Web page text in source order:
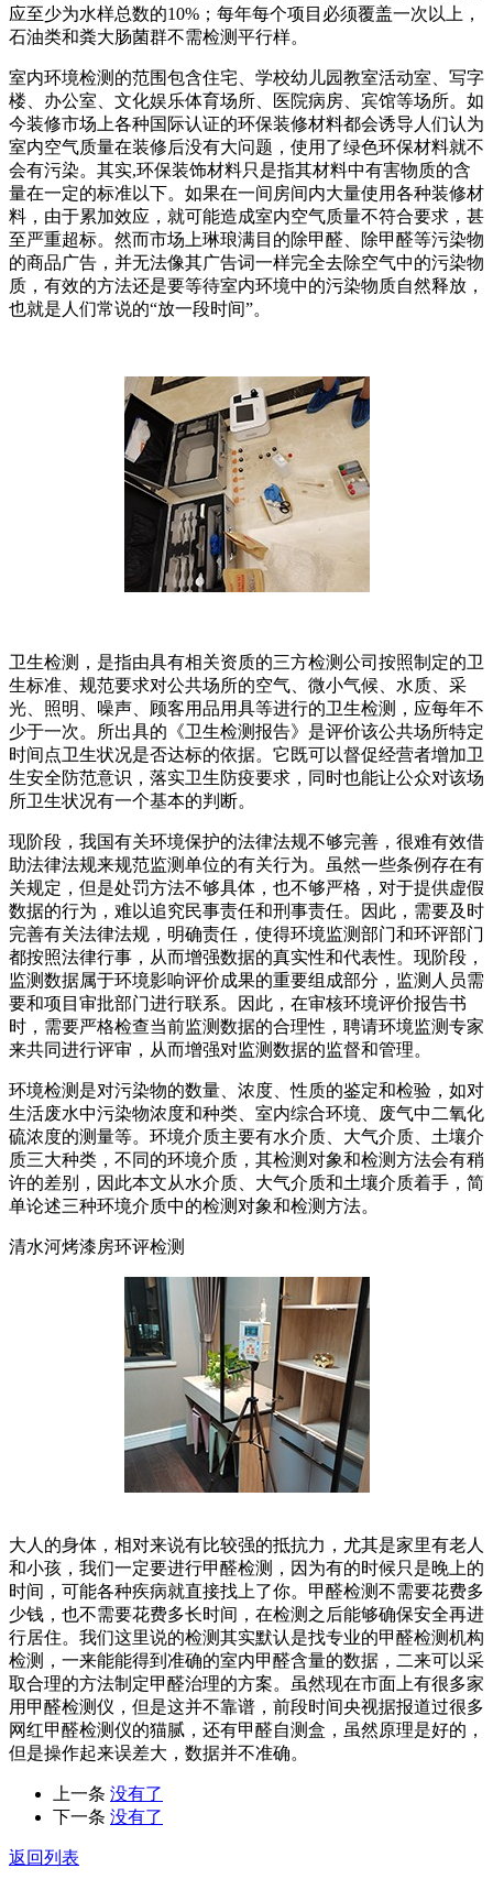
应至少为水样总数的10%；每年每个项目必须覆盖一次以上，
石油类和粪大肠菌群不需检测平行样。
室内环境检测的范围包含住宅、学校幼儿园教室活动室、写字
楼、办公室、文化娱乐体育场所、医院病房、宾馆等场所。如
今装修市场上各种国际认证的环保装修材料都会诱导人们认为
室内空气质量在装修后没有大问题，使用了绿色环保材料就不
会有污染。其实,环保装饰材料只是指其材料中有害物质的含
量在一定的标准以下。如果在一间房间内大量使用各种装修材
料，由于累加效应，就可能造成室内空气质量不符合要求，甚
至严重超标。然而市场上琳琅满目的除甲醛、除甲醛等污染物
的商品广告，并无法像其广告词一样完全去除空气中的污染物
质，有效的方法还是要等待室内环境中的污染物质自然释放，
也就是人们常说的“放一段时间”。
卫生检测，是指由具有相关资质的三方检测公司按照制定的卫
生标准、规范要求对公共场所的空气、微小气候、水质、采
光、照明、噪声、顾客用品用具等进行的卫生检测，应每年不
少于一次。所出具的《卫生检测报告》是评价该公共场所特定
时间点卫生状况是否达标的依据。它既可以督促经营者增加卫
生安全防范意识，落实卫生防疫要求，同时也能让公众对该场
所卫生状况有一个基本的判断。
现阶段，我国有关环境保护的法律法规不够完善，很难有效借
助法律法规来规范监测单位的有关行为。虽然一些条例存在有
关规定，但是处罚方法不够具体，也不够严格，对于提供虚假
数据的行为，难以追究民事责任和刑事责任。因此，需要及时
完善有关法律法规，明确责任，使得环境监测部门和环评部门
都按照法律行事，从而增强数据的真实性和代表性。现阶段，
监测数据属于环境影响评价成果的重要组成部分，监测人员需
要和项目审批部门进行联系。因此，在审核环境评价报告书
时，需要严格检查当前监测数据的合理性，聘请环境监测专家
来共同进行评审，从而增强对监测数据的监督和管理。
环境检测是对污染物的数量、浓度、性质的鉴定和检验，如对
生活废水中污染物浓度和种类、室内综合环境、废气中二氧化
硫浓度的测量等。环境介质主要有水介质、大气介质、土壤介
质三大种类，不同的环境介质，其检测对象和检测方法会有稍
许的差别，因此本文从水介质、大气介质和土壤介质着手，简
单论述三种环境介质中的检测对象和检测方法。
清水河烤漆房环评检测
大人的身体，相对来说有比较强的抵抗力，尤其是家里有老人
和小孩，我们一定要进行甲醛检测，因为有的时候只是晚上的
时间，可能各种疾病就直接找上了你。甲醛检测不需要花费多
少钱，也不需要花费多长时间，在检测之后能够确保安全再进
行居住。我们这里说的检测其实默认是找专业的甲醛检测机构
检测，一来能能得到准确的室内甲醛含量的数据，二来可以采
取合理的方法制定甲醛治理的方案。虽然现在市面上有很多家
用甲醛检测仪，但是这并不靠谱，前段时间央视据报道过很多
网红甲醛检测仪的猫腻，还有甲醛自测盒，虽然原理是好的，
但是操作起来误差大，数据并不准确。
上一条 没有了
下一条 没有了
返回列表